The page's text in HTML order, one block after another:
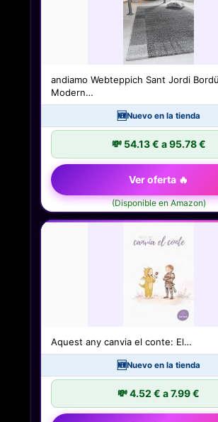
andiamo Webteppich Sant Jordi
Modern…
🆕Nuevo en la tienda
💸 54.13 € a 95.78 €
Ver oferta 🔥
(Disponible en Amazon)
Aquest any canvia el conte: El…
🆕Nuevo en la tienda
💸 4.52 € a 7.99 €